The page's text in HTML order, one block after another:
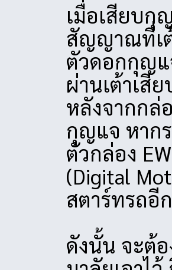
เมื่อเสียบกุ
สัญญาณที่เ
ตัวดอกกุญแ
ผ่านเต้าเสี
หลังจากกล่
กุญแจ หาก
ตัวกล่อง
(Digital
สตาร์ทรถอี
ดังนั้น จะต้